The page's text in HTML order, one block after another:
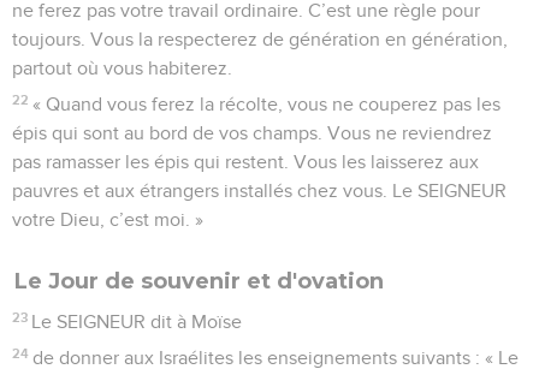
ne ferez pas votre travail ordinaire. C’est une règle pour
toujours. Vous la respecterez de génération en génération,
partout où vous habiterez.
22 « Quand vous ferez la récolte, vous ne couperez pas les
épis qui sont au bord de vos champs. Vous ne reviendrez
pas ramasser les épis qui restent. Vous les laisserez aux
pauvres et aux étrangers installés chez vous. Le SEIGNEUR
votre Dieu, c’est moi. »
Le Jour de souvenir et d'ovation
23 Le SEIGNEUR dit à Moïse
24 de donner aux Israélites les enseignements suivants : « Le